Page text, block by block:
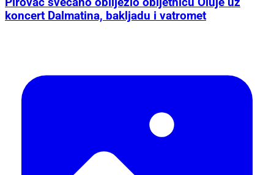
Pirovac svečano obilježio obljetnicu Oluje uz
koncert Dalmatina, bakljadu i vatromet